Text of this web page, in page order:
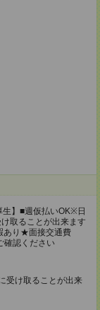
生】■週仮払いOK※日
取ることが出来ます
あり★面接交通費
確認ください
受け取ることが出来